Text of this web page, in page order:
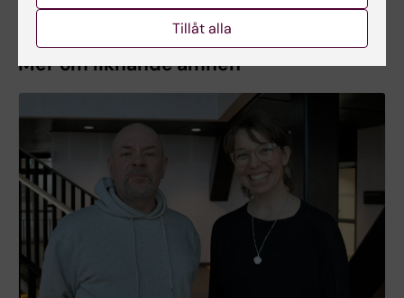
Mer om liknande ämnen
Tillåt alla